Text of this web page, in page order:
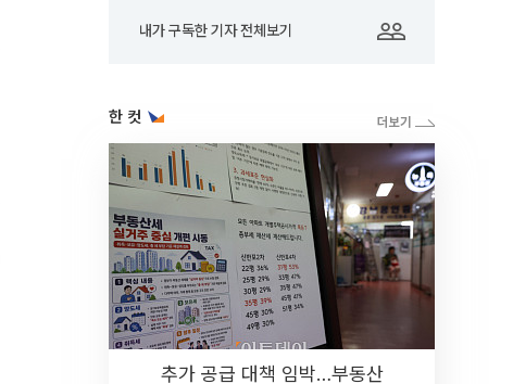
내가 구독한 기자 전체보기
한 컷
추가 공급 대책 임박…부동산